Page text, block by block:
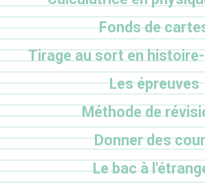
Fonds de
Tirage au sort en
Les épreuves
Méthode de
Donner des
Le bac à